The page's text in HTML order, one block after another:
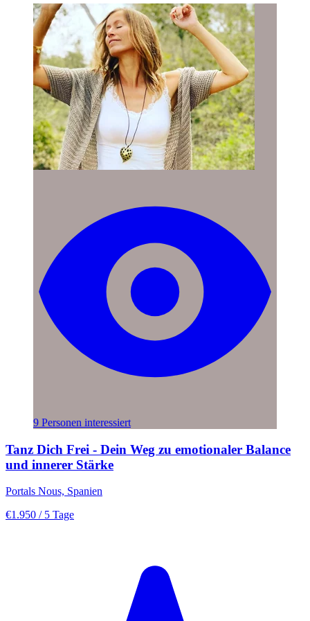
9 Personen interessiert
Tanz Dich Frei - Dein Weg zu emotionaler Balance
und innerer Stärke
Portals Nous, Spanien
€1.950 / 5 Tage